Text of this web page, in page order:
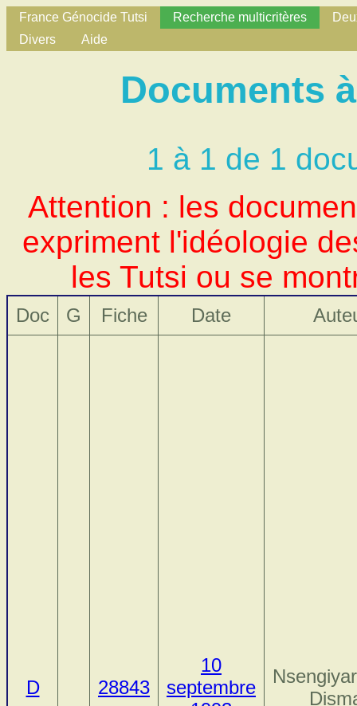
France Génocide Tutsi Recherche multicritères
Divers
Aide
Documents
1 à 1 de 1
Attention : les
expriment l'idéologie
les Tutsi ou se
Doc G Fiche Date
D 28843
10
septembre